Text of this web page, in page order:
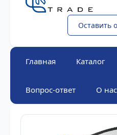
Оставить
Главная Каталог
Вопрос-ответ О нас